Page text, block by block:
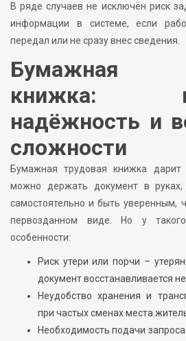
В ряде случаев не исключён риск
информации в системе, если
передал или не сразу внес сведения.
Бумажная
книжка:
надёжность и
сложности
Бумажная трудовая книжка
можно держать документ в руках,
самостоятельно и быть уверенным,
первозданном виде. Но у
особенности:
Риск утери или порчи –
документ восстанавливается
Неудобство хранения и
при частых сменах места
Необходимость подачи